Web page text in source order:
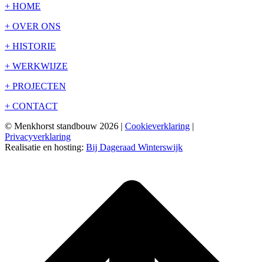
+ HOME
+ OVER ONS
+ HISTORIE
+ WERKWIJZE
+ PROJECTEN
+ CONTACT
© Menkhorst standbouw 2026 | Cookieverklaring |
Privacyverklaring
Realisatie en hosting: Bij Dageraad Winterswijk